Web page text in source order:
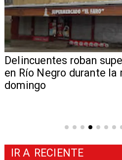
Delincuentes roban
en Río Negro durante la
domingo
IR A RECIENTE